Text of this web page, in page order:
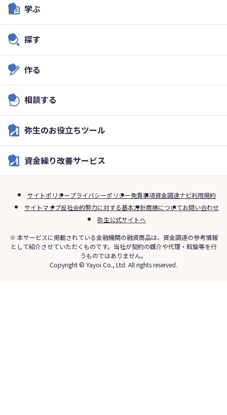
学ぶ
探す
作る
相談する
弥生のお役立ちツール
資金繰り改善サービス
サイトポリシープライバシーポリシー免責事項資金調達ナビ利用規約
サイトマップ反社会的勢力に対する基本方針商標についてお問い合わせ
弥生公式サイトへ
※ 本サービスに掲載されている金融機関の融資商品は、資金調達の参考情報
として紹介させていただくものです。当社が契約の媒介や代理・斡旋等を行
うものではありません。
Copyright © Yayoi Co., Ltd. All rights reserved.